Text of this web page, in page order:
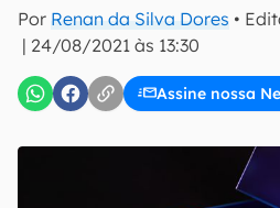
Por Renan da Silva Dores •
| 24/08/2021 às 13:30
Assine nossa
Uso e Política de Privacidade